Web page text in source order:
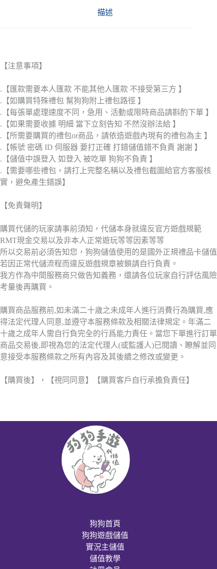
描述
【注意事項】
.【匯款需要本人匯款 不能其他人匯款 不接受第三方 】
.【如購買特殊禮包 幫狗狗附上禮包路徑 】
.【每張單處理速度不同，急用、活動或限時商品請斟酌下單 】
.【如果需要收據 明細 當下立刻告知 不然沒辦法給 】
.【所需要購買的禮包or商品，請依造遊戲內現有的禮包為主 】
.【帳號 密碼 ID 伺服器 要打正確 打錯儲值錯不負責 謝謝 】
.【儲值中誤登入 如登入 被吃單 狗狗不負責 】
.【需要哪些禮包，請打上完整名稱以及禮包截圖給官方客服核
實，避免產生錯誤】
【免責聲明】
購買代儲的玩家請事前須知，代儲本身就違反官方遊戲規範
RMT現金交易以及非本人正常遊玩等等因素等等
所以交易前必須告知您，狗狗儲值使用的是國外正規禮品卡儲值
若因正常代儲流程而違反遊戲規章被鎖請自行負責。
我方作為中間服務商只做告知義務，還請各位玩家自行評估風險
考量後再購買。
購買商品服務前,如未滿二十歲之未成年人進行消費行為購買,應
得法定代理人同意,並遵守本服務條款及相關法律規定。年滿二
十歲之成年人需自行負完全的行爲能力責任。當您下單進行訂單
商品交易後,即視為您的法定代理人(或監護人)已閱讀、瞭解並同
意接受本服務條款之所有內容及其後續之修改或變更。
【購買後】，【視同同意】【購買客戶自行承擔負責任】
狗狗首頁
狗狗遊戲儲值
實況主儲值
儲值教學